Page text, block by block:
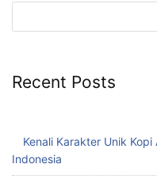
Recent Posts
Kenali Karakter Unik
Indonesia